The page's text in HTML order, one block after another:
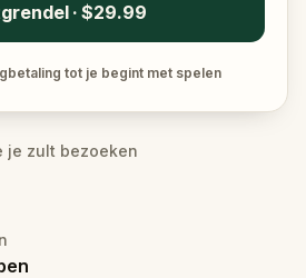
· $29.99
tot je begint met spelen
je zult bezoeken